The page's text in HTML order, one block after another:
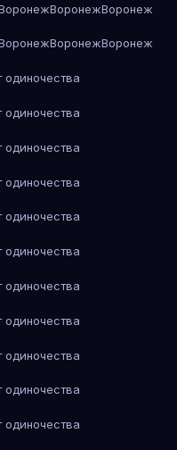
ВоронежВоронеж
ВоронежВоронеж